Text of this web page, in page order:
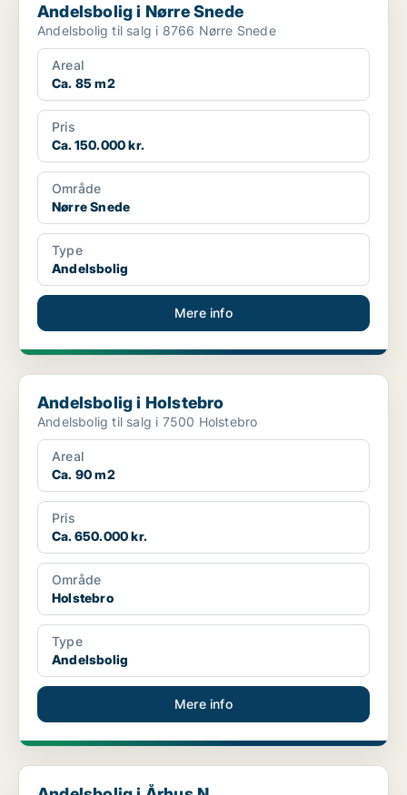
Andelsbolig i Nørre Snede
Andelsbolig til salg i 8766 Nørre Snede
Areal
Ca. 85 m2
Pris
Ca. 150.000 kr.
Område
Nørre Snede
Type
Andelsbolig
Mere info
Andelsbolig i Holstebro
Andelsbolig i Holstebro
Andelsbolig til salg i 7500 Holstebro
Areal
Ca. 90 m2
Pris
Ca. 650.000 kr.
Område
Holstebro
Type
Andelsbolig
Mere info
Andelsbolig i Århus N